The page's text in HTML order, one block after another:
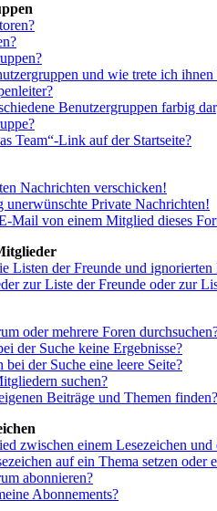
und wie trete ich ihnen
Benutzergruppen farbig
Team“-Link auf der Startseite?
Nachrichten verschicken!
unerwünschte Private Nachrichten!
Mail von einem Mitglied dieses
Listen der Freunde und
zur Liste der Freunde oder zur
oder mehrere Foren
der Suche keine Ergebnisse?
der Suche eine leere Seite?
suchen?
Beiträge und Themen finden?
zwischen einem Lesezeichen
auf ein Thema setzen oder
abonnieren?
Abonnements?